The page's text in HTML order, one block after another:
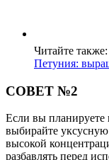
Читайте также:
Петуния:
СОВЕТ №2
Если вы планируете
выбирайте
высокой
разбавлять перед